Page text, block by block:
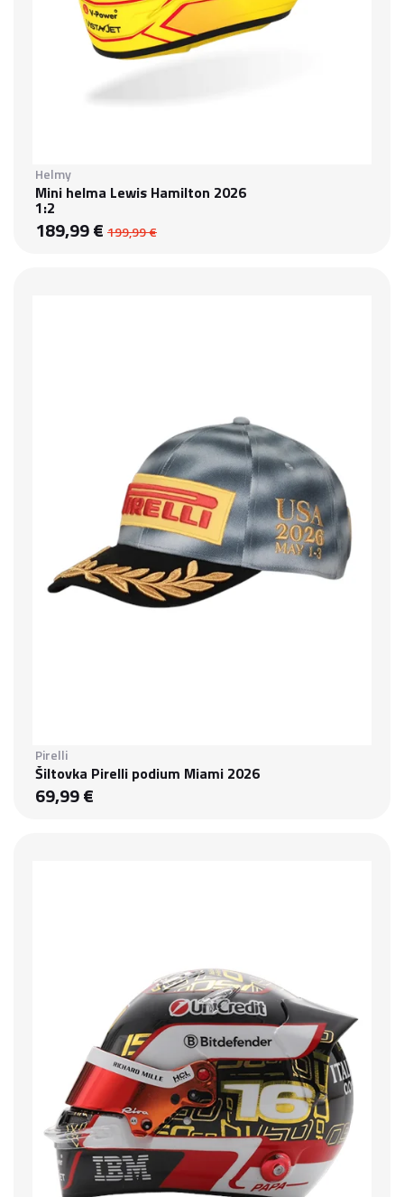
Helmy
Mini helma Lewis Hamilton 2026
1:2
189,99 € 199,99 €
Pirelli
Šiltovka Pirelli podium Miami 2026
69,99 €